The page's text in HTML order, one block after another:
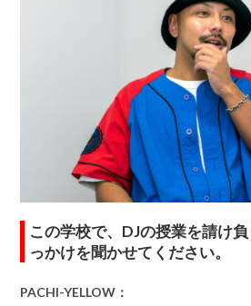
この学校で、DJの授業を請け
っかけを聞かせてください。
PACHI-YELLOW：